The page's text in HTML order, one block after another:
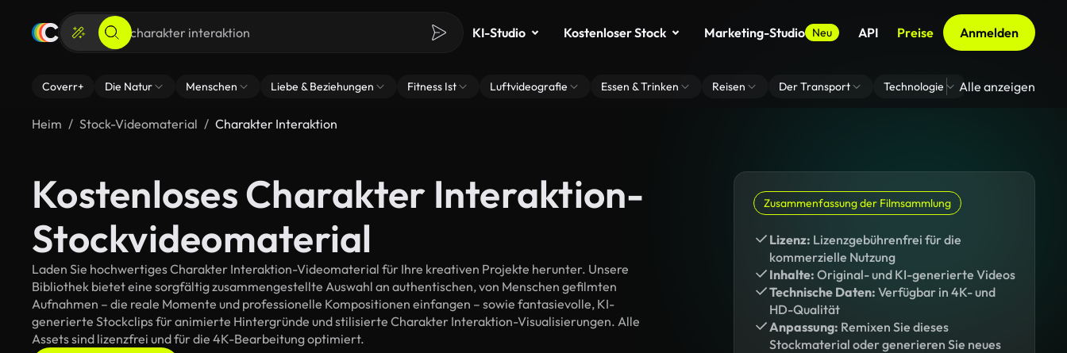
KI-Studio Kostenloser Stock Marketing-Studio Neu API Preise Anmelden
Coverr+ Die Natur Menschen Liebe & Beziehungen Fitness Ist Luftvideografie Essen & Trinken Reisen Der Transport Technologie Zoom Virtuelle
Alle anzeigen
Heim Stock-Videomaterial Charakter Interaktion
Kostenloses Charakter Interaktion-
Stockvideomaterial
Laden Sie hochwertiges Charakter Interaktion-Videomaterial für Ihre kreativen Projekte herunter. Unsere
Bibliothek bietet eine sorgfältig zusammengestellte Auswahl an authentischen, von Menschen gefilmten
Aufnahmen – die reale Momente und professionelle Kompositionen einfangen – sowie fantasievolle, KI-
generierte Stockclips für animierte Hintergründe und stilisierte Charakter Interaktion-Visualisierungen. Alle
Assets sind lizenzfrei und für die 4K-Bearbeitung optimiert.
Zusammenfassung der Filmsammlung
Lizenz: Lizenzgebührenfrei für die
kommerzielle Nutzung
Inhalte: Original- und KI-generierte Videos
Technische Daten: Verfügbar in 4K- und
HD-Qualität
Anpassung: Remixen Sie dieses
Stockmaterial oder generieren Sie neues